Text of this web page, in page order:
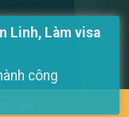
Linh, Làm visa
công